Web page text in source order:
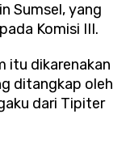
Sumsel, yang
Komisi III.
itu dikarenakan
ditangkap oleh
dari Tipiter